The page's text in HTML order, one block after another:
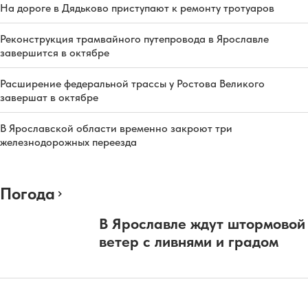
На дороге в Дядьково приступают к ремонту тротуаров
Реконструкция трамвайного путепровода в Ярославле
завершится в октябре
Расширение федеральной трассы у Ростова Великого
завершат в октябре
В Ярославской области временно закроют три
железнодорожных переезда
Погода
В Ярославле ждут штормовой
ветер с ливнями и градом